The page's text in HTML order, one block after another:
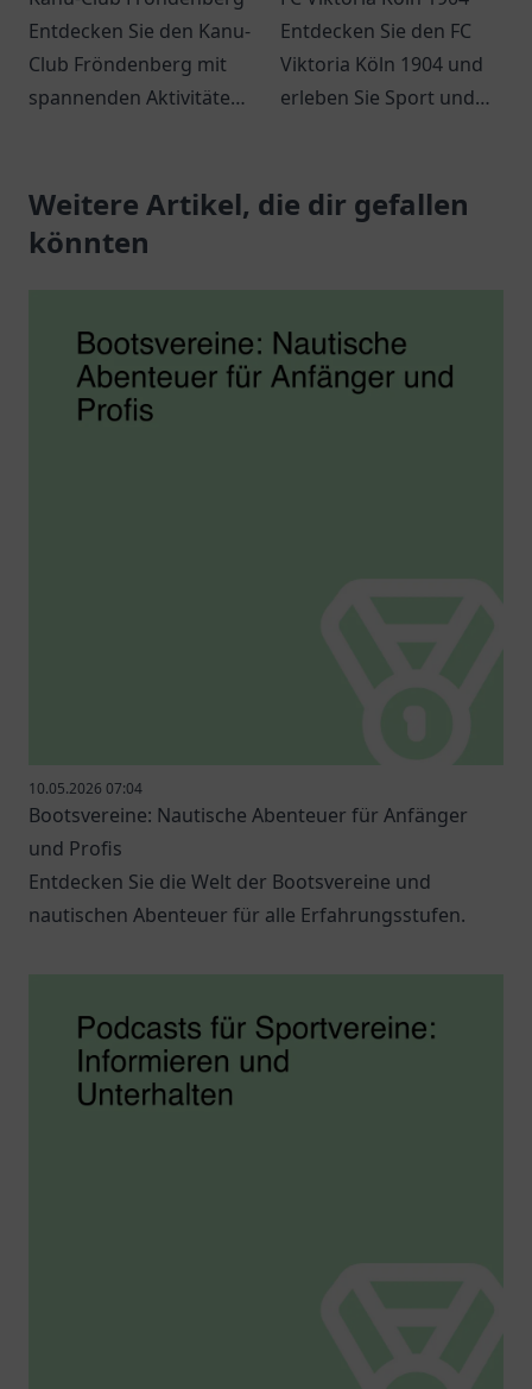
Entdecken Sie den Kanu-
Club Fröndenberg mit
spannenden Aktivitäten
und erleben Sie
Abenteuer in der Natur.
Entdecken Sie den FC
Viktoria Köln 1904 und
erleben Sie Sport und
Fußballfans.
Weitere Artikel, die dir gefallen
könnten
10.05.2026 07:04
Bootsvereine: Nautische Abenteuer für Anfänger
und Profis
Entdecken Sie die Welt der Bootsvereine und
nautischen Abenteuer für alle Erfahrungsstufen.